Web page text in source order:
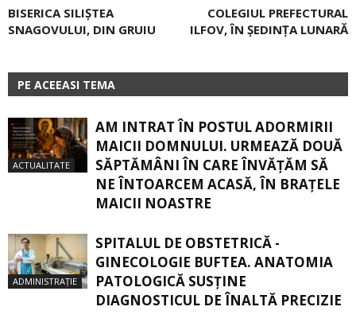
BISERICA SILIȘTEA
SNAGOVULUI, DIN GRUIU
COLEGIUL PREFECTURAL
ILFOV, ÎN ȘEDINȚA LUNARĂ
PE ACEEASI TEMA
ACTUALITATE
AM INTRAT ÎN POSTUL ADORMIRII
MAICII DOMNULUI. URMEAZĂ DOUĂ
SĂPTĂMÂNI ÎN CARE ÎNVĂŢĂM SĂ
NE ÎNTOARCEM ACASĂ, ÎN BRAŢELE
MAICII NOASTRE
ADMINISTRAȚIE
SPITALUL DE OBSTETRICĂ -
GINECOLOGIE BUFTEA. ANATOMIA
PATOLOGICĂ SUSŢINE
DIAGNOSTICUL DE ÎNALTĂ PRECIZIE